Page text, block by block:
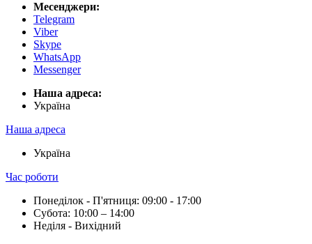
Месенджери:
Telegram
Viber
Skype
WhatsApp
Messenger
Наша адреса:
Українa
Наша адреса
Українa
Час роботи
Понеділок - П'ятниця: 09:00 - 17:00
Субота: 10:00 – 14:00
Неділя - Вихідний